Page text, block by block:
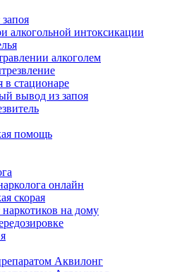
алкогольной интоксикации
алкоголем
в стационаре
вывод из запоя
помощь
онлайн
скорая
на дому
Аквилонг